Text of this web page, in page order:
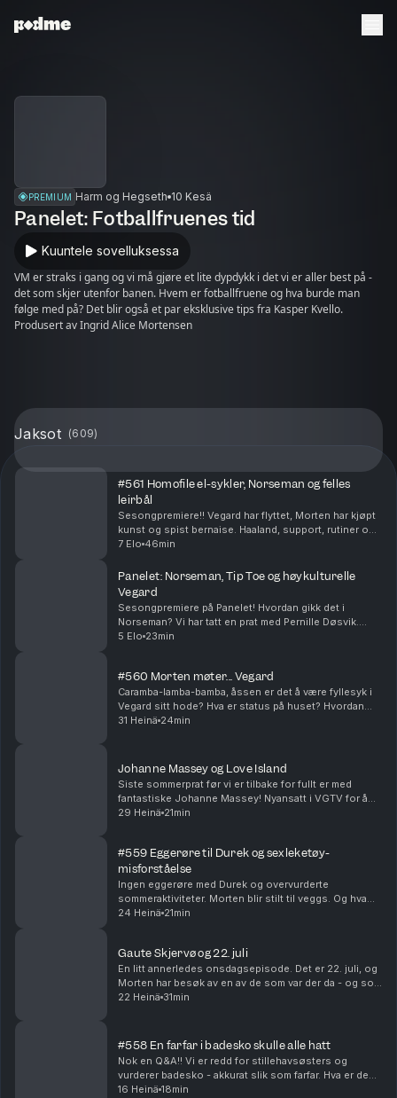
PREMIUM Harm og Hegseth 10 Kesä
Panelet: Fotballfruenes tid
Kuuntele sovelluksessa
VM er straks i gang og vi må gjøre et lite dypdykk i det vi er aller best på -
det som skjer utenfor banen. Hvem er fotballfruene og hva burde man
følge med på? Det blir også et par eksklusive tips fra Kasper Kvello.
Produsert av Ingrid Alice Mortensen
Jaksot (609)
#561 Homofile el-sykler, Norseman og felles
leirbål
Sesongpremiere!! Vegard har flyttet, Morten har kjøpt
kunst og spist bernaise. Haaland, support, rutiner og
festival - et fullt sommerkjør er over. Få på noe suziki!!
7 Elo 46min
Panelet: Norseman, Tip Toe og høykulturelle
Vegard
Sesongpremiere på Panelet! Hvordan gikk det i
Norseman? Vi har tatt en prat med Pernille Døsvik.
Morten har fått oppheng på ny serie og Vegard har
5 Elo 23min
#560 Morten møter... Vegard
Caramba-lamba-bamba, åssen er det å være fyllesyk i
Vegard sitt hode? Hva er status på huset? Hvordan
skal Vegard lage egne juletradisjoner? Produsert av
31 Heinä 24min
Johanne Massey og Love Island
Siste sommerprat før vi er tilbake for fullt er med
fantastiske Johanne Massey! Nyansatt i VGTV for å
løfte Love Island til nye høyder. Hvordan hadde
29 Heinä 21min
#559 Eggerøre til Durek og sexleketøy-
misforståelse
Ingen eggerøre med Durek og overvurderte
sommeraktiviteter. Morten blir stilt til veggs. Og hva
hvis Vegard egentlig bare har vært en hemmelig agent
24 Heinä 21min
Gaute Skjervø og 22. juli
En litt annerledes onsdagsepisode. Det er 22. juli, og
Morten har besøk av en av de som var der da - og som
fremdeles lever med trusler og bekymring. Hvordan
22 Heinä 31min
#558 En farfar i badesko skulle alle hatt
Nok en Q&A!! Vi er redd for stillehavsøsters og
vurderer badesko - akkurat slik som farfar. Hva er den
pinligste meldingen vi har sendt feil? Og hvilke
16 Heinä 18min